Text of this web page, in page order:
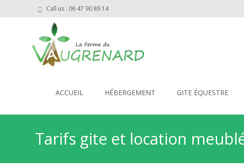
Call us : 06 47 90 89 14
ACCUEIL HÉBERGEMENT GITE ÉQUESTRE
Tarifs gite et location